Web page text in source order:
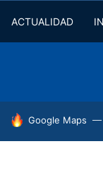
ACTUALIDAD
HOY SE HABLA
Google Maps